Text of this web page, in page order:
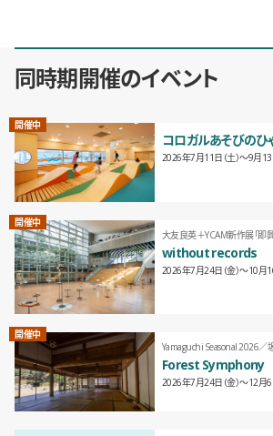
同時期開催のイベント
コロガルあそびのひ
2026年7月11日（土）〜9月13
開催中
大友良英＋YCAM新作展「即
without records
2026年7月24日（金）〜10月
開催中
Yamaguchi Seasonal 2026／
Forest Symphony
2026年7月24日（金）〜12月6
開催中